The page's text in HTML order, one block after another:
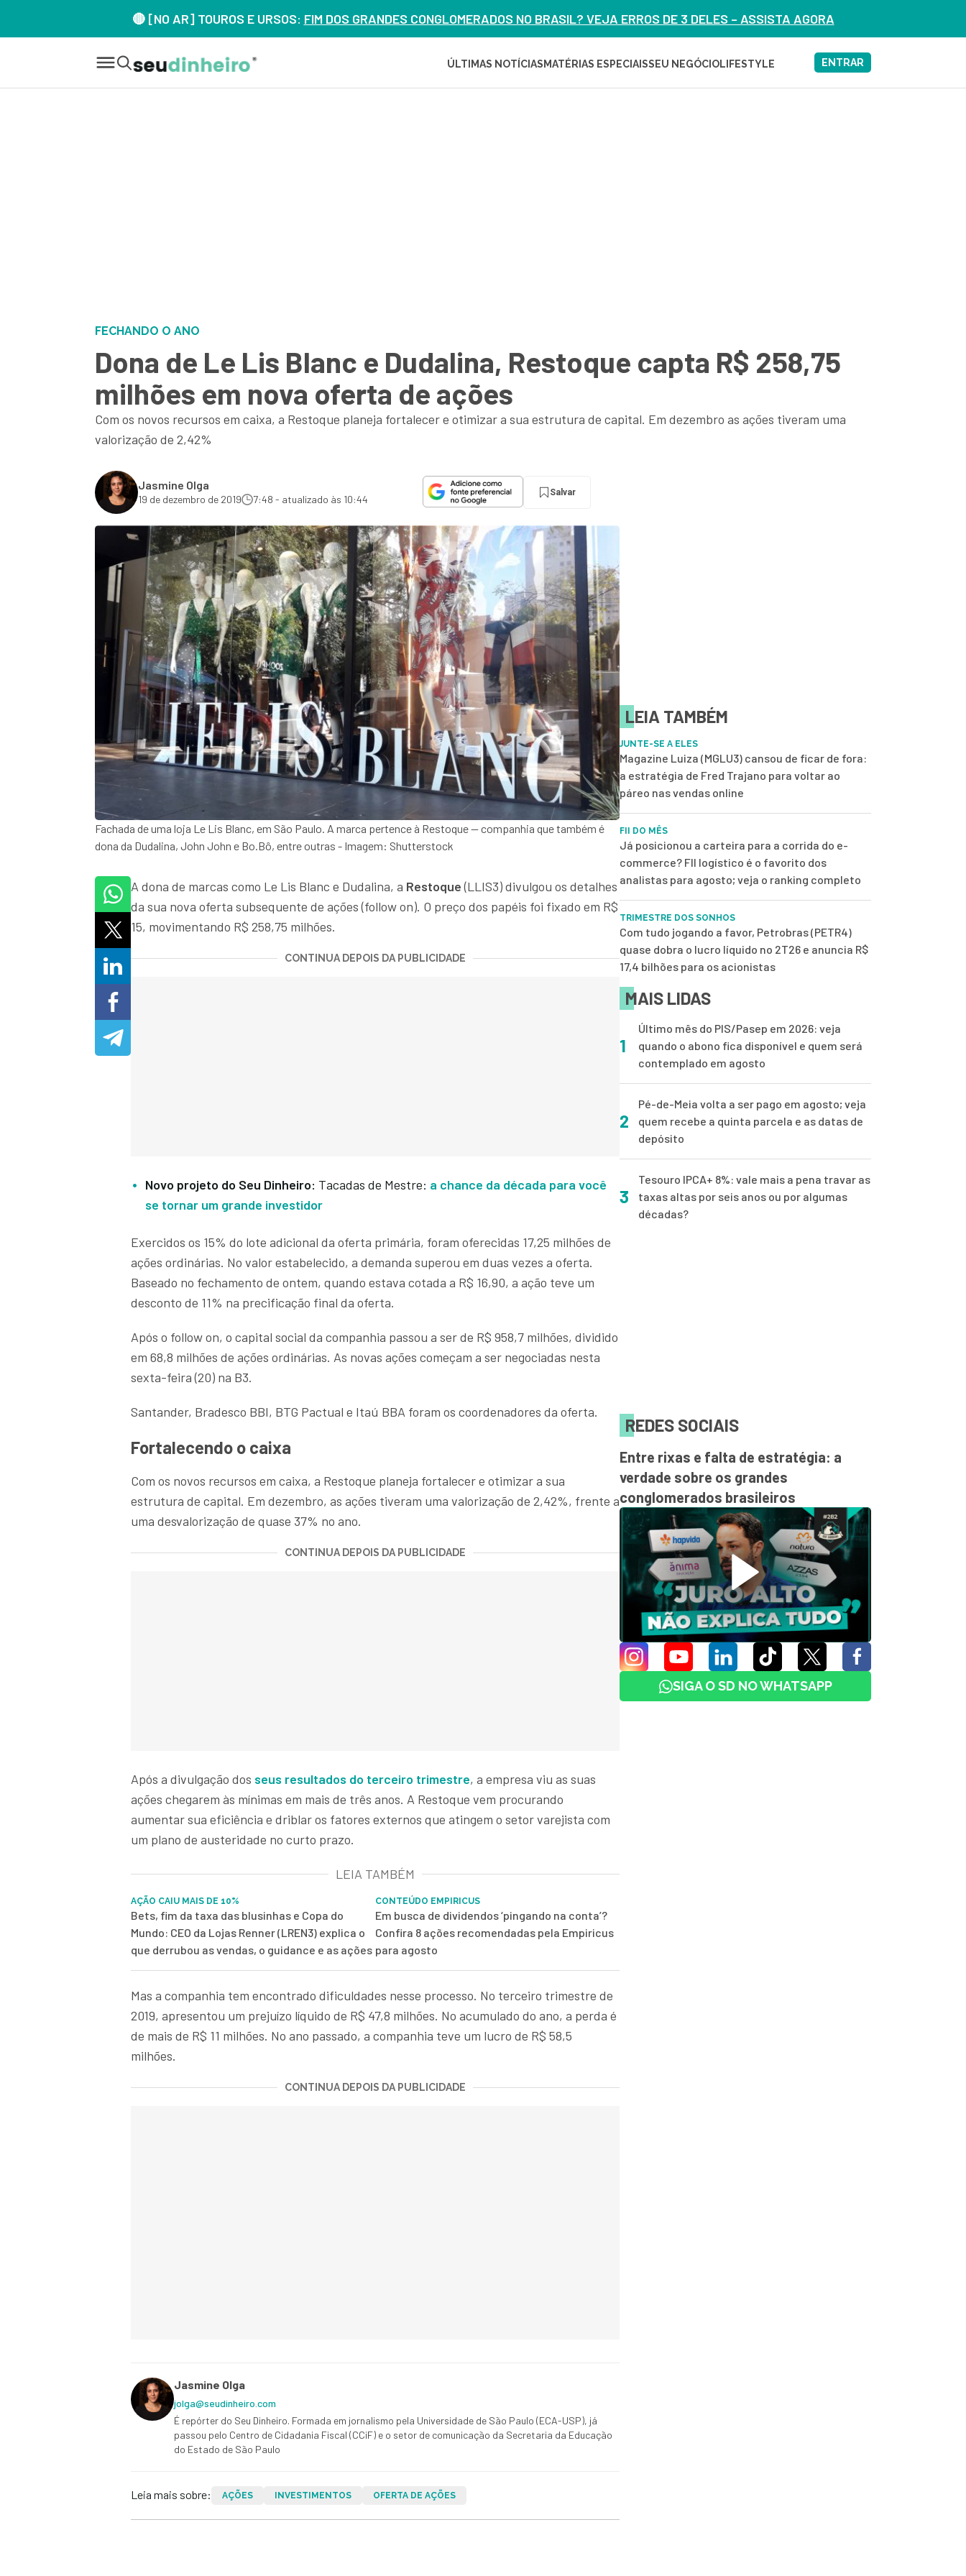
🔴 [NO AR] TOUROS E URSOS: FIM DOS GRANDES CONGLOMERADOS NO BRASIL? VEJA ERROS DE 3 DELES – ASSISTA AGORA
ÚLTIMAS NOTÍCIAS MATÉRIAS ESPECIAISSEU NEGÓCIOLIFESTYLE ENTRAR
FECHANDO O ANO
Dona de Le Lis Blanc e Dudalina, Restoque capta R$ 258,75
milhões em nova oferta de ações
Com os novos recursos em caixa, a Restoque planeja fortalecer e otimizar a sua estrutura de capital. Em dezembro as ações tiveram uma
valorização de 2,42%
Jasmine Olga
19 de dezembro de 2019 7:48 - atualizado às 10:44
Salvar
Fachada de uma loja Le Lis Blanc, em São Paulo. A marca pertence à Restoque — companhia que também é
dona da Dudalina, John John e Bo.Bô, entre outras - Imagem: Shutterstock
A dona de marcas como Le Lis Blanc e Dudalina, a Restoque(LLIS3) divulgou os detalhes
da sua nova oferta subsequente de ações (follow on). O preço dos papéis foi fixado em R$
15, movimentando R$ 258,75 milhões.
CONTINUA DEPOIS DA PUBLICIDADE
Novo projeto do Seu Dinheiro: Tacadas de Mestre: a chance da década para você
se tornar um grande investidor
Exercidos os 15% do lote adicional da oferta primária, foram oferecidas 17,25 milhões de
ações ordinárias. No valor estabelecido, a demanda superou em duas vezes a oferta.
Baseado no fechamento de ontem, quando estava cotada a R$ 16,90, a ação teve um
desconto de 11% na precificação final da oferta.
Após o follow on, o capital social da companhia passou a ser de R$ 958,7 milhões, dividido
em 68,8 milhões de ações ordinárias. As novas ações começam a ser negociadas nesta
sexta-feira (20) na B3.
Santander, Bradesco BBI, BTG Pactual e Itaú BBA foram os coordenadores da oferta.
Fortalecendo o caixa
Com os novos recursos em caixa, a Restoque planeja fortalecer e otimizar a sua
estrutura de capital. Em dezembro, as ações tiveram uma valorização de 2,42%, frente a
uma desvalorização de quase 37% no ano.
CONTINUA DEPOIS DA PUBLICIDADE
Após a divulgação dos seus resultados do terceiro trimestre, a empresa viu as suas
ações chegarem às mínimas em mais de três anos. A Restoque vem procurando
aumentar sua eficiência e driblar os fatores externos que atingem o setor varejista com
um plano de austeridade no curto prazo.
LEIA TAMBÉM
AÇÃO CAIU MAIS DE 10%
Bets, fim da taxa das blusinhas e Copa do
Mundo: CEO da Lojas Renner (LREN3) explica o
que derrubou as vendas, o guidance e as ações
CONTEÚDO EMPIRICUS
Em busca de dividendos ‘pingando na conta’?
Confira 8 ações recomendadas pela Empiricus
para agosto
Mas a companhia tem encontrado dificuldades nesse processo. No terceiro trimestre de
2019, apresentou um prejuízo líquido de R$ 47,8 milhões. No acumulado do ano, a perda é
de mais de R$ 11 milhões. No ano passado, a companhia teve um lucro de R$ 58,5
milhões.
CONTINUA DEPOIS DA PUBLICIDADE
Jasmine Olga
jolga@seudinheiro.com
É repórter do Seu Dinheiro. Formada em jornalismo pela Universidade de São Paulo (ECA-USP), já
passou pelo Centro de Cidadania Fiscal (CCiF) e o setor de comunicação da Secretaria da Educação
do Estado de São Paulo
Leia mais sobre: AÇÕES INVESTIMENTOS OFERTA DE AÇÕES
LEIA TAMBÉM
JUNTE-SE A ELES
Magazine Luiza (MGLU3) cansou de ficar de fora:
a estratégia de Fred Trajano para voltar ao
páreo nas vendas online
FII DO MÊS
Já posicionou a carteira para a corrida do e-
commerce? FII logístico é o favorito dos
analistas para agosto; veja o ranking completo
TRIMESTRE DOS SONHOS
Com tudo jogando a favor, Petrobras (PETR4)
quase dobra o lucro líquido no 2T26 e anuncia R$
17,4 bilhões para os acionistas
MAIS LIDAS
1
Último mês do PIS/Pasep em 2026: veja
quando o abono fica disponível e quem será
contemplado em agosto
2
Pé-de-Meia volta a ser pago em agosto; veja
quem recebe a quinta parcela e as datas de
depósito
3
Tesouro IPCA+ 8%: vale mais a pena travar as
taxas altas por seis anos ou por algumas
décadas?
REDES SOCIAIS
Entre rixas e falta de estratégia: a
verdade sobre os grandes
conglomerados brasileiros
SIGA O SD NO WHATSAPP